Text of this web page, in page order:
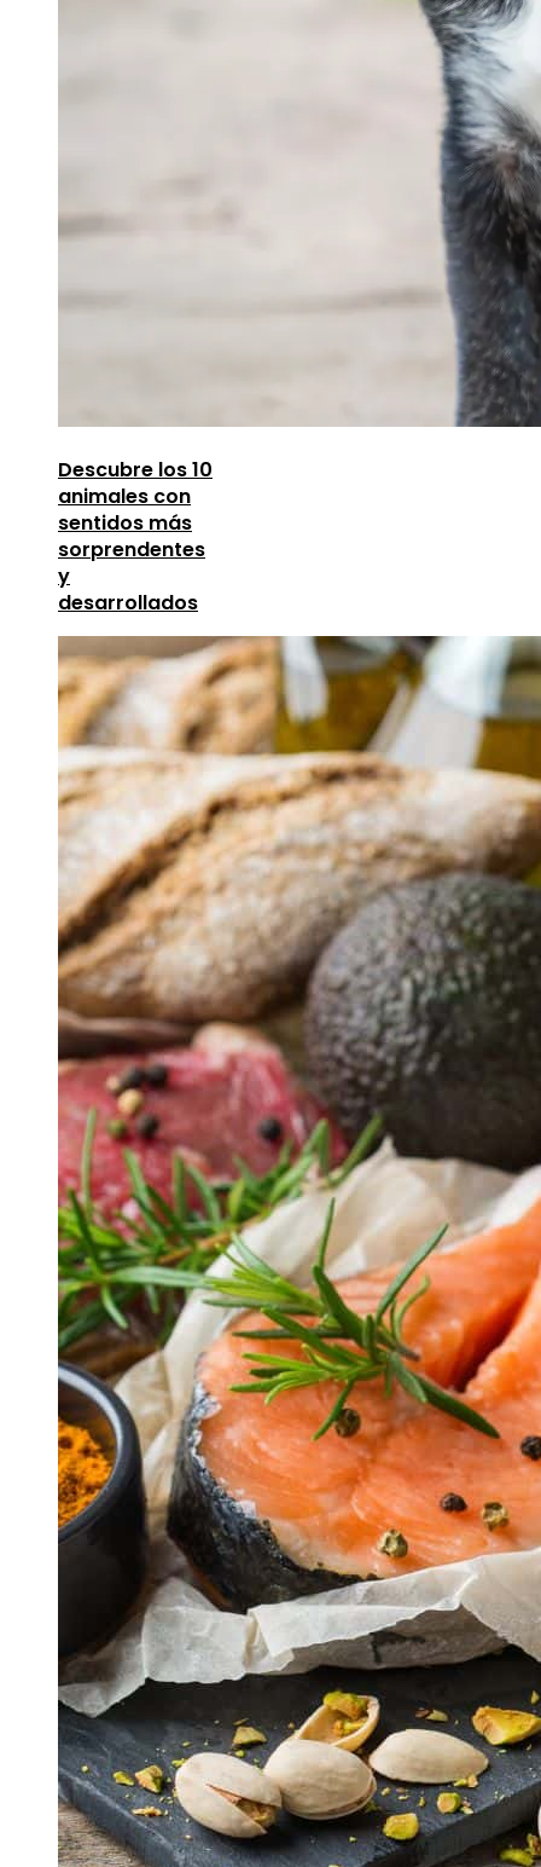
Descubre los 10
animales con
sentidos más
sorprendentes
y
desarrollados